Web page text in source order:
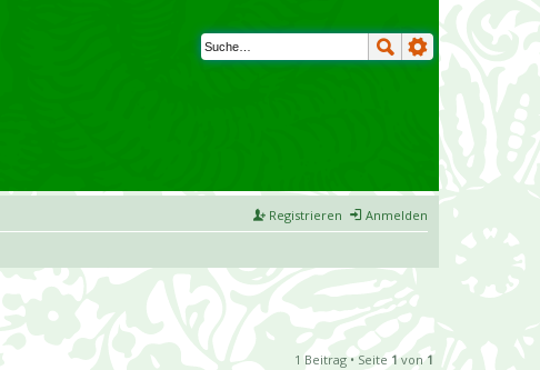
Anmelden
Registrieren
1 Beitrag • Seite 1 von 1